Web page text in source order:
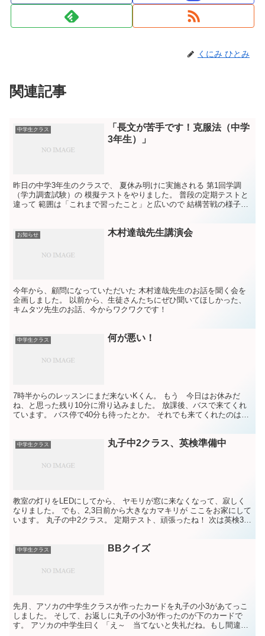
くにみ ひとみ
関連記事
中学生クラス
「長文が苦手です！克服法（中学
3年生）」
昨日の中学3年生のクラスで、 夏休み明けに実施される 第1回学調
（学力調査試験）の 模擬テストをやりました。 普段の定期テストと
違って 範囲は「これまで習ったこと」と広いので 結構苦戦の様子で
お知らせ 木村達哉先生講演会
今年から、顧問になっていただいた 木村達哉先生のお話を聞く会を
企画しました。 以前から、生徒さんたちにぜひ聞いてほしかった、
キムタツ先生のお話、今からワクワクです！
中学生クラス 何が悪い！
7時半からのレッスンにまだ来ないKくん。 もう 今日はお休みだ
ね、と思った残り10分に滑り込みました。 放課後、バスで来てくれ
ています。 バス停で40分も待ったとか。 それでも来てくれたのは、
中学生クラス 丸子中2クラス、英検準備中
教室の灯りをLEDにしてから、 ヤモリが窓に来なくなって、寂しく
なりました。 でも、2,3日前から大きなカマキリが ここをお家にして
います。 丸子の中2クラス。 定期テスト、頑張ったね！ 次は英検3級
中学生クラス BBクイズ
先月、アソカの中学生クラスが作ったカードを丸子の小3があてっこ
しました。 そして、お返しに丸子の小3が作ったのが下のカードで
す。 アソカの中学生曰く 「え～ 当てないと失礼だね。もし間違え